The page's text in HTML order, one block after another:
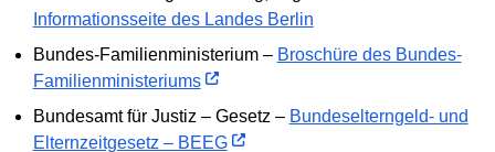
Informationsseite des Landes Berlin
Bundes-Familienministerium – Broschüre des Bundes-
Familienministeriums
Bundesamt für Justiz – Gesetz – Bundeselterngeld- und
Elternzeitgesetz – BEEG